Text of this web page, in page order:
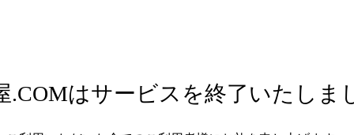
.COMはサービスを終了いたしま